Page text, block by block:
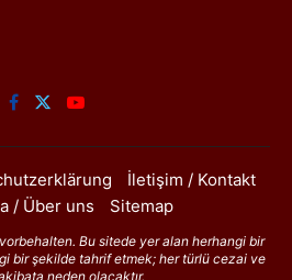
İletişim / Kontakt
/ Über uns
Sitemap
Bu sitede yer alan herhangi bir
bir şekilde tahrif etmek; her türlü cezai ve
neden olacaktır.